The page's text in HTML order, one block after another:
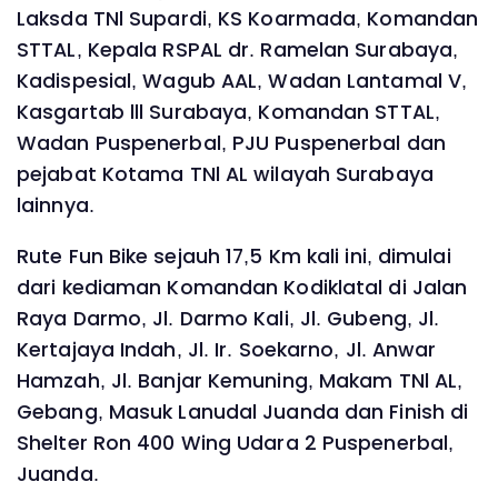
Laksda TNl Supardi, KS Koarmada, Komandan
STTAL, Kepala RSPAL dr. Ramelan Surabaya,
Kadispesial, Wagub AAL, Wadan Lantamal V,
Kasgartab lll Surabaya, Komandan STTAL,
Wadan Puspenerbal, PJU Puspenerbal dan
pejabat Kotama TNl AL wilayah Surabaya
lainnya.
Rute Fun Bike sejauh 17,5 Km kali ini, dimulai
dari kediaman Komandan Kodiklatal di Jalan
Raya Darmo, Jl. Darmo Kali, Jl. Gubeng, Jl.
Kertajaya Indah, Jl. Ir. Soekarno, Jl. Anwar
Hamzah, Jl. Banjar Kemuning, Makam TNl AL,
Gebang, Masuk Lanudal Juanda dan Finish di
Shelter Ron 400 Wing Udara 2 Puspenerbal,
Juanda.